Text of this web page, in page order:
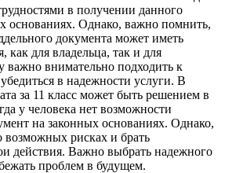
в получении данного
основаниях. Однако, важно помнить,
документа может иметь
как для владельца, так и для
внимательно подходить к
в надежности услуги. В
за 11 класс может быть решением в
у человека нет возможности
на законных основаниях. Однако,
возможных рисках и брать
действия. Важно выбрать надежного
проблем в будущем.